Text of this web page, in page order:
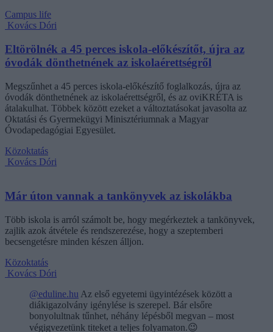
Campus life
Kovács Dóri
Eltörölnék a 45 perces iskola-előkészítőt, újra az
óvodák dönthetnének az iskolaérettségről
Megszűnhet a 45 perces iskola-előkészítő foglalkozás, újra az
óvodák dönthetnének az iskolaérettségről, és az oviKRÉTA is
átalakulhat. Többek között ezeket a változtatásokat javasolta az
Oktatási és Gyermekügyi Minisztériumnak a Magyar
Óvodapedagógiai Egyesület.
Közoktatás
Kovács Dóri
Már úton vannak a tankönyvek az iskolákba
Több iskola is arról számolt be, hogy megérkeztek a tankönyvek,
zajlik azok átvétele és rendszerezése, hogy a szeptemberi
becsengetésre minden készen álljon.
Közoktatás
Kovács Dóri
@eduline.hu Az első egyetemi ügyintézések között a
diákigazolvány igénylése is szerepel. Bár elsőre
bonyolultnak tűnhet, néhány lépésből megvan – most
végigvezetünk titeket a teljes folyamaton.😉